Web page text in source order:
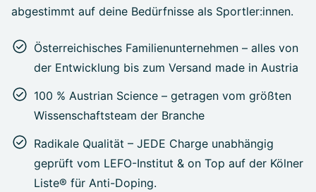
abgestimmt auf deine Bedürfnisse als Sportler:innen.
Österreichisches Familienunternehmen – alles von
der Entwicklung bis zum Versand made in Austria
100 % Austrian Science – getragen vom größten
Wissenschaftsteam der Branche
Radikale Qualität – JEDE Charge unabhängig
geprüft vom LEFO-Institut & on Top auf der Kölner
Liste® für Anti-Doping.